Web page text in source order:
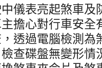
儀表亮起煞車及
擔心對行車安全
透過電腦檢測為
查碟盤無變形情